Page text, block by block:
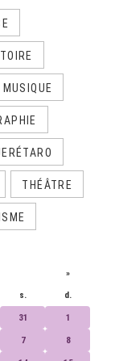
MUSIQUE
THÉÂTRE
»
s. d.
31 1
7 8